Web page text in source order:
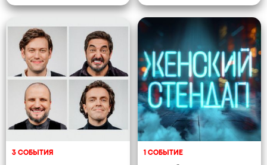
3 СОБЫТИЯ 1 СОБЫТИЕ